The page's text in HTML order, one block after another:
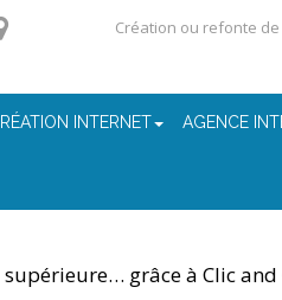
Création ou refonte
INTERNET AGENCE
grâce à Clic and